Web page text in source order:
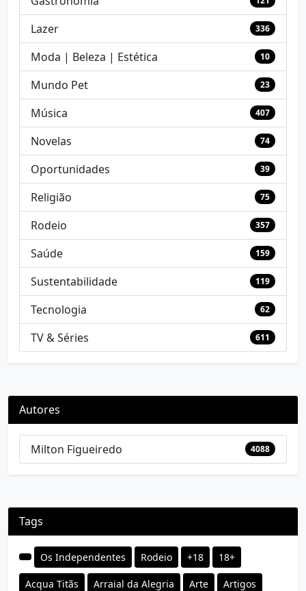
Lazer 336
Moda | Beleza | Estética 10
Mundo Pet 23
Música 407
Novelas 74
Oportunidades 39
Religião 75
Rodeio 357
Saúde 159
Sustentabilidade 119
Tecnologia 62
TV & Séries 611
Autores
Milton Figueiredo 4088
Tags
Os Independentes Rodeio +18 18+
Acqua Titãs Arraial da Alegria Arte Artigos